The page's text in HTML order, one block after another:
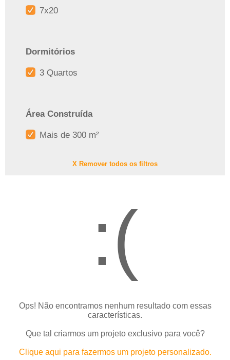
7x20
Dormitórios
3 Quartos
Área Construída
Mais de 300 m²
X Remover todos os filtros
:(
Ops! Não encontramos nenhum resultado com essas
características.
Que tal criarmos um projeto exclusivo para você?
Clique aqui para fazermos um projeto personalizado.